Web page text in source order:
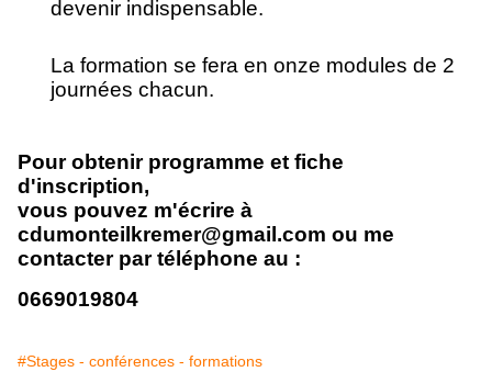
devenir indispensable.
La formation se fera en onze modules de 2
journées chacun.
Pour obtenir programme et fiche
d'inscription,
vous pouvez m'écrire à
cdumonteilkremer@gmail.com ou me
contacter par téléphone au :
0669019804
#Stages - conférences - formations